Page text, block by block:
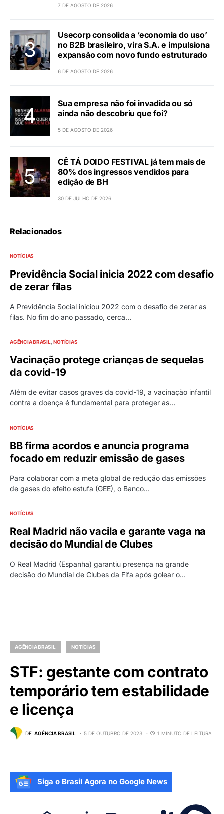
7 DE AGOSTO DE 2026
Usecorp consolida a ‘economia do uso’
no B2B brasileiro, vira S.A. e impulsiona
expansão com novo fundo estruturado
6 DE AGOSTO DE 2026
Sua empresa não foi invadida ou só
ainda não descobriu que foi?
5 DE AGOSTO DE 2026
CÊ TÁ DOIDO FESTIVAL já tem mais de
80% dos ingressos vendidos para
edição de BH
30 DE JULHO DE 2026
Relacionados
NOTÍCIAS
Previdência Social inicia 2022 com desafio
de zerar filas
A Previdência Social iniciou 2022 com o desafio de zerar as
filas. No fim do ano passado, cerca…
AGÊNCIA BRASIL NOTÍCIAS
Vacinação protege crianças de sequelas
da covid-19
Além de evitar casos graves da covid-19, a vacinação infantil
contra a doença é fundamental para proteger as…
NOTÍCIAS
BB firma acordos e anuncia programa
focado em reduzir emissão de gases
Para colaborar com a meta global de redução das emissões
de gases do efeito estufa (GEE), o Banco…
NOTÍCIAS
Real Madrid não vacila e garante vaga na
decisão do Mundial de Clubes
O Real Madrid (Espanha) garantiu presença na grande
decisão do Mundial de Clubes da Fifa após golear o…
AGÊNCIA BRASIL NOTÍCIAS
STF: gestante com contrato
temporário tem estabilidade
e licença
DE AGÊNCIA BRASIL 5 DE OUTUBRO DE 2023 1 MINUTO DE LEITURA
Siga o Brasil Agora no Google News